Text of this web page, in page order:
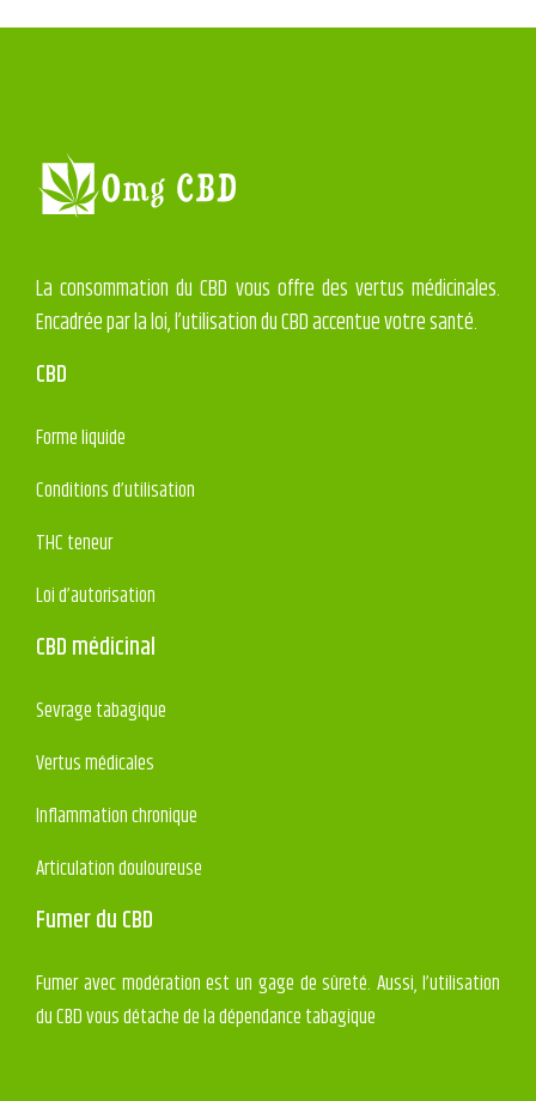
La consommation du CBD vous offre des vertus médicinales.
Encadrée par la loi, l’utilisation du CBD accentue votre santé.
CBD
Forme liquide
Conditions d’utilisation
THC teneur
Loi d’autorisation
CBD médicinal
Sevrage tabagique
Vertus médicales
Inflammation chronique
Articulation douloureuse
Fumer du CBD
Fumer avec modération est un gage de sûreté. Aussi, l’utilisation
du CBD vous détache de la dépendance tabagique